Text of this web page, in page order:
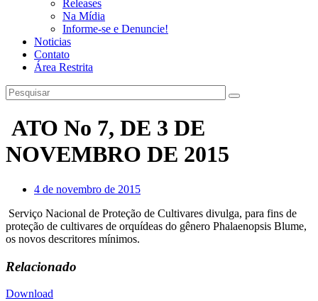
Releases
Na Mídia
Informe-se e Denuncie!
Noticias
Contato
Área Restrita
ATO No 7, DE 3 DE
NOVEMBRO DE 2015
4 de novembro de 2015
Serviço Nacional de Proteção de Cultivares divulga, para fins de
proteção de cultivares de orquídeas do gênero Phalaenopsis Blume,
os novos descritores mínimos.
Relacionado
Download